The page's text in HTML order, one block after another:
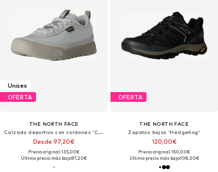
Unisex
OFERTA
THE NORTH FACE
Calzado deportivo con cordones 'Clyffe'
Desde 97,20€
Precio original: 135,00€
Último precio más bajo:97,20€
OFERTA
THE NORTH FACE
Zapatos bajos 'Hedgehog'
120,00€
Precio original: 150,00€
Último precio más bajo:108,00€